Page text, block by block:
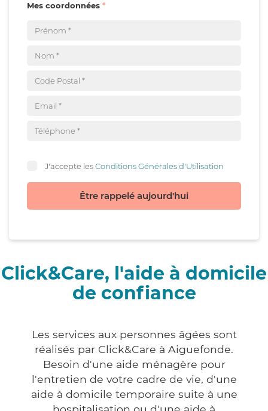
Mes coordonnées
J'accepte lesConditions Générales d'Utilisation
Être rappelé aujourd'hui
Click&Care, l'aide à domicile
de confiance
Les services aux personnes âgées sont
réalisés par Click&Care à Aiguefonde.
Besoin d'une aide ménagère pour
l'entretien de votre cadre de vie, d'une
aide à domicile temporaire suite à une